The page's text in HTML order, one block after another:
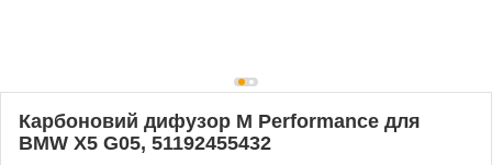
Карбоновий дифузор M Performance для
BMW X5 G05, 51192455432